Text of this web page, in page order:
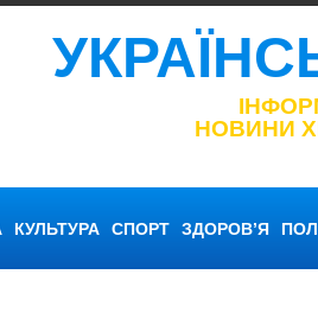
НОВИНИ
КУЛЬТУРА СПОРТ ЗДОРОВ’Я